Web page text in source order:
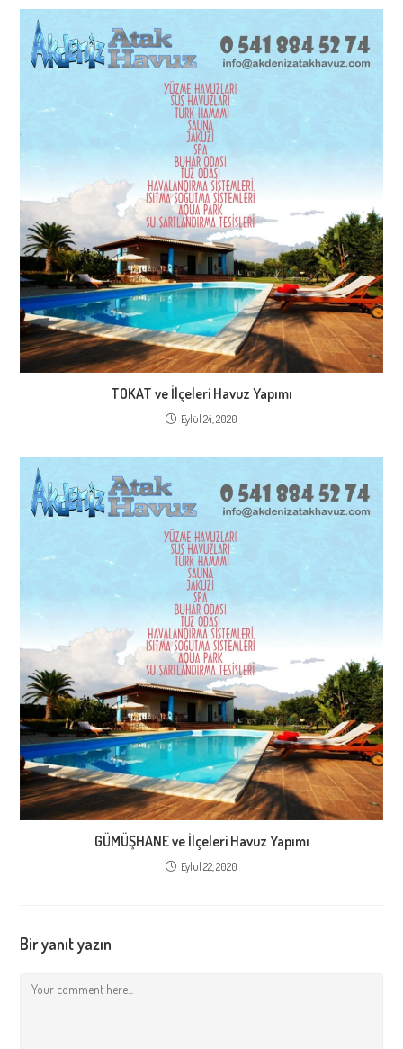
TOKAT ve İlçeleri Havuz Yapımı
Eylül 24, 2020
GÜMÜŞHANE ve İlçeleri Havuz Yapımı
Eylül 22, 2020
Bir yanıt yazın
Comment